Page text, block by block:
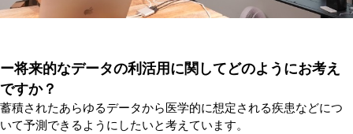
ー将来的なデータの利活用に関してどのようにお考え
ですか？
蓄積されたあらゆるデータから医学的に想定される疾患などにつ
いて予測できるようにしたいと考えています。